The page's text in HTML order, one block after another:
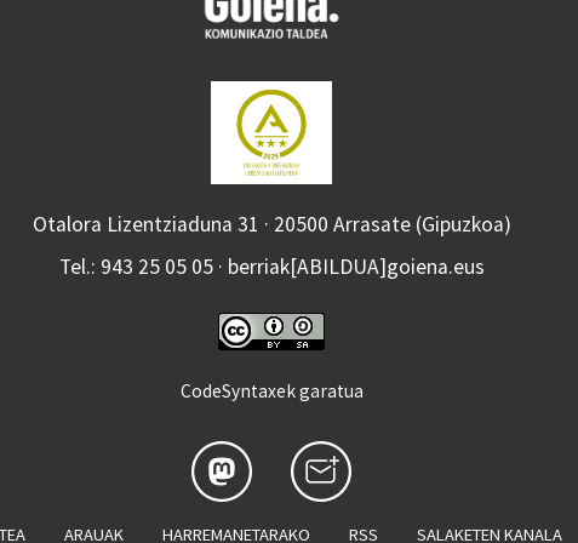
Otalora Lizentziaduna 31 · 20500 Arrasate (Gipuzkoa)
Tel.: 943 25 05 05 · berriak[ABILDUA]goiena.eus
CodeSyntaxek garatua
ARAUAK HARREMANETARAKO RSS SALAKETEN KANALA